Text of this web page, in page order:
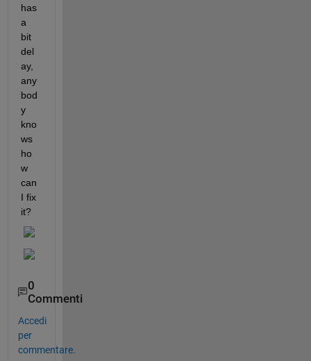
has
a
bit
del
ay,
any
bod
y
kno
ws
ho
w
can
I fix
it?
0
Commenti
Accedi
per
commentare.